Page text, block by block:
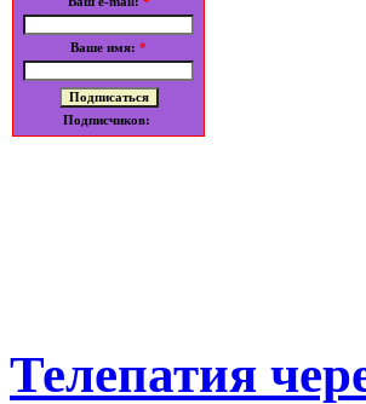
Ваше имя: *
Подписчиков:
Телепатия